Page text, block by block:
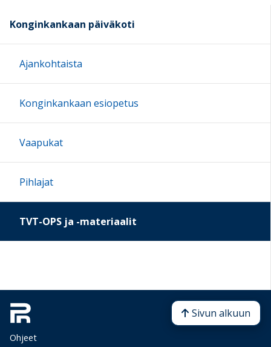
Konginkankaan päiväkoti
Ajankohtaista
Konginkankaan esiopetus
Vaapukat
Pihlajat
TVT-OPS ja -materiaalit
Ohjeet
Sivun alkuun